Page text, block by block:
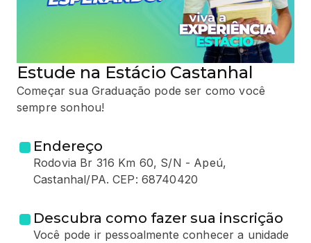
Estude na Estácio Castanhal
Começar sua Graduação pode ser como você
sempre sonhou!
Endereço
Rodovia Br 316 Km 60, S/N - Apeú,
Castanhal/PA. CEP: 68740420
Descubra como fazer sua inscrição
Você pode ir pessoalmente conhecer a unidade